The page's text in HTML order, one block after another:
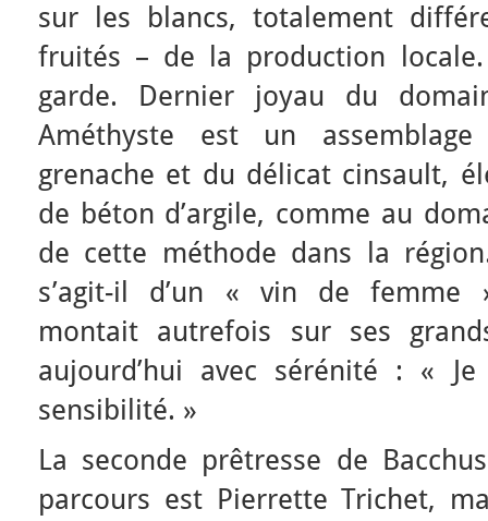
sur les blancs, totalement
fruités – de la production
garde. Dernier joyau du
Améthyste est un
grenache et du délicat cinsault,
de béton d’argile, comme au
de cette méthode dans la
s’agit-il d’un « vin de femme
montait autrefois sur ses
aujourd’hui avec sérénité : «
sensibilité. »
La seconde prêtresse de
parcours est Pierrette Trichet,